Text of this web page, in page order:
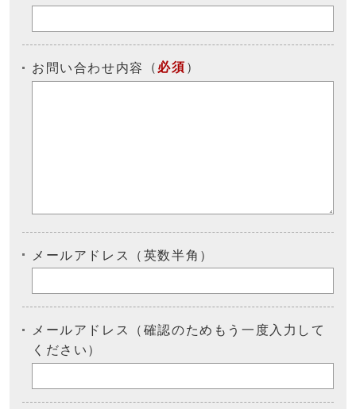
お問い合わせ内容 （ 必須 ）
メールアドレス（英数半角）
メールアドレス（確認のためもう一度入力して
ください）